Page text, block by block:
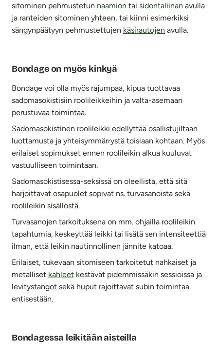
sitominen pehmustetun naamion tai sidontaliinan avulla
ja ranteiden sitominen yhteen, tai kiinni esimerkiksi
sängynpäätyyn pehmustettujen käsirautojen avulla.
Bondage on myös kinkyä
Bondage voi olla myös rajumpaa, kipua tuottavaa
sadomasokistisiin roolileikkeihin ja valta-asemaan
perustuvaa toimintaa.
Sadomasokistinen roolileikki edellyttää osallistujiltaan
luottamusta ja yhteisymmärrystä toisiaan kohtaan. Myös
erilaiset sopimukset ennen roolileikin alkua kuuluvat
vastuulliseen toimintaan.
Sadomasokistisessa-seksissä on oleellista, että sitä
harjoittavat osapuolet sopivat ns. turvasanoista sekä
roolileikin sisällöstä.
Turvasanojen tarkoituksena on mm. ohjailla roolileikin
tapahtumia, keskeyttää leikki tai lisätä sen intensiteettiä
ilman, että leikin nautinnollinen jännite katoaa.
Erilaiset, tukevaan sitomiseen tarkoitetut nahkaiset ja
metalliset kahleet kestävät pidemmissäkin sessioissa ja
levitystangot sekä huput rajoittavat subin toimintaa
entisestään.
Bondagessa leikitään aisteilla